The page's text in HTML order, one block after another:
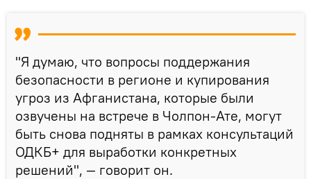
"Я думаю, что вопросы поддержания
безопасности в регионе и купирования
угроз из Афганистана, которые были
озвучены на встрече в Чолпон-Ате, могут
быть снова подняты в рамках консультаций
ОДКБ+ для выработки конкретных
решений", — говорит он.